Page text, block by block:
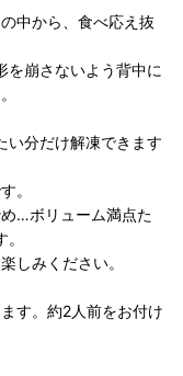
中から、食べ応え抜
を崩さないよう背中に
い分だけ解凍できます
。
…ボリューム満点た
しみください。
す。約2人前をお付け